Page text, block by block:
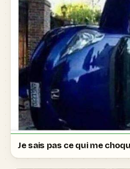
Je sais pas ce qui me